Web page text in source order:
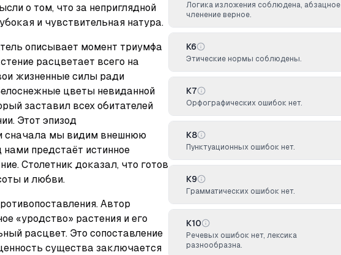
о том, что за неприглядной
и чувствительная натура.
описывает момент триумфа
расцветает всего на
жизненные силы ради
цветы невиданной
заставил всех обитателей
Этот эпизод
сначала мы видим внешнюю
нами предстаёт истинное
Столетник доказал, что готов
и любви.
Автор
«уродство» растения и его
расцвет. Это сопоставление
существа заключается
Логика изложения соблюдена, абзацное
членение верное.
К6
Этические нормы соблюдены.
К7
Орфографических ошибок нет.
К8
Пунктуационных ошибок нет.
К9
Грамматических ошибок нет.
К10
Речевых ошибок нет, лексика
разнообразна.